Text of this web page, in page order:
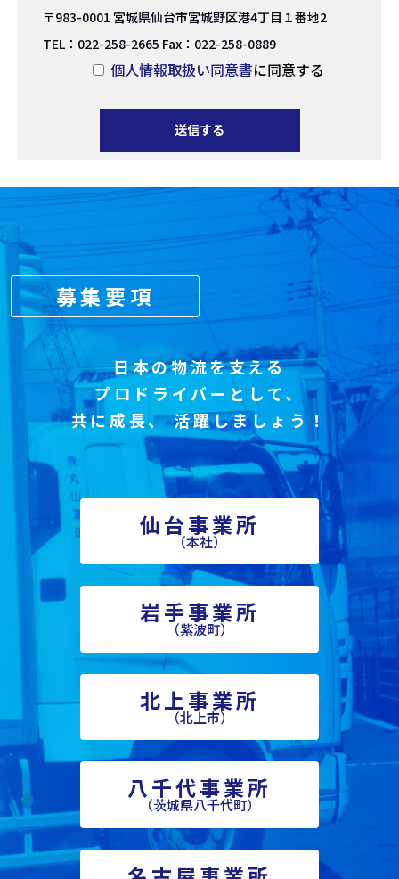
〒983-0001 宮城県仙台市宮城野区港4丁目１番地2
TEL：022-258-2665 Fax：022-258-0889
個人情報取扱い同意書に同意する
募集要項
日本の物流を支える
プロドライバーとして、
共に成長、活躍しましょう！
仙台事業所
（本社）
岩手事業所
（紫波町）
北上事業所
（北上市）
八千代事業所
（茨城県八千代町）